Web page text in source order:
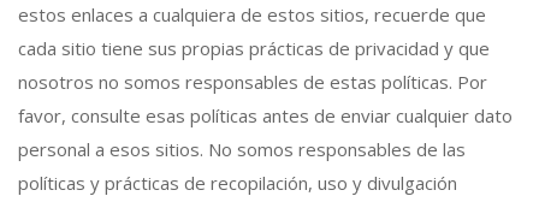
estos enlaces a cualquiera de estos sitios, recuerde que
cada sitio tiene sus propias prácticas de privacidad y que
nosotros no somos responsables de estas políticas. Por
favor, consulte esas políticas antes de enviar cualquier dato
personal a esos sitios. No somos responsables de las
políticas y prácticas de recopilación, uso y divulgación